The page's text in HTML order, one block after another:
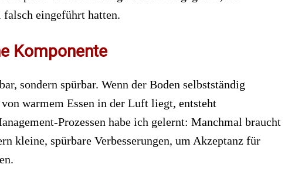
eingeführt hatten.
Komponente
sondern spürbar. Wenn der Boden selbstständig
warmem Essen in der Luft liegt, entsteht
Prozessen habe ich gelernt: Manchmal braucht
kleine, spürbare Verbesserungen, um Akzeptanz für